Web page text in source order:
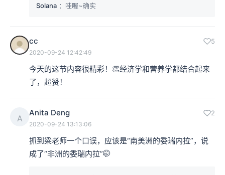
Solana ：哇喔~确实
cc 5
2020-09-24 12:42:49
今天的这节内容很精彩！👏经济学和营养学都结合起来
了，超赞！
A
Anita Deng 2
2020-09-24 13:13:06
抓到梁老师一个口误，应该是“南美洲的委瑞内拉”，说
成了“非洲的委瑞内拉”🤭